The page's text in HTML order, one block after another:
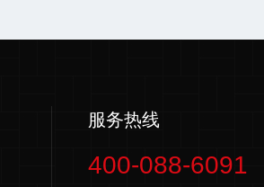
服务热线
400-088-6091